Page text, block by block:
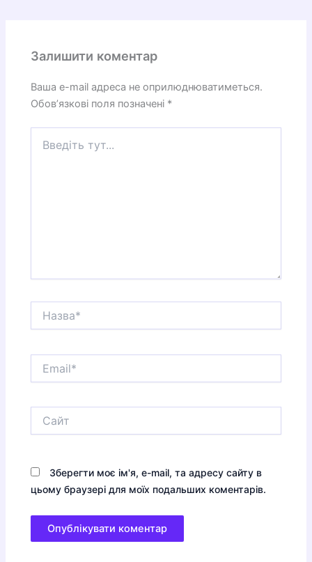
Залишити коментар
Ваша e-mail адреса не оприлюднюватиметься.
Обов’язкові поля позначені *
тут...
Зберегти моє ім'я, e-mail, та адресу сайту в
цьому браузері для моїх подальших коментарів.